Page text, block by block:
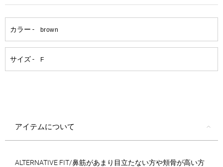
アイテムについて
ALTERNATIVE FIT/鼻筋があまり目立たない方や頬骨が高い方